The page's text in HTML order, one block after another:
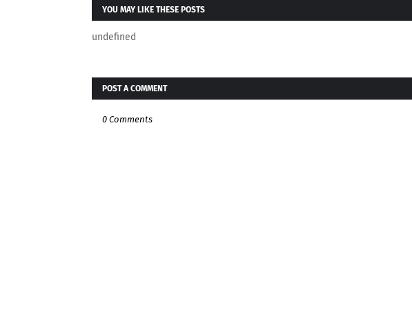
YOU MAY LIKE THESE POSTS
undefined
POST A COMMENT
0 Comments